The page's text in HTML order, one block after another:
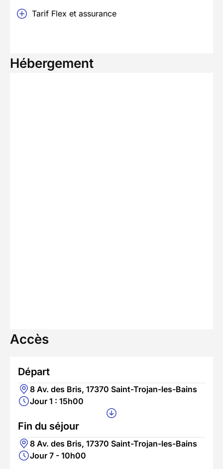
Tarif Flex et assurance
Hébergement
Accès
Départ
8 Av. des Bris, 17370 Saint-Trojan-les-Bains
Jour 1 : 15h00
Fin du séjour
8 Av. des Bris, 17370 Saint-Trojan-les-Bains
Jour 7 - 10h00